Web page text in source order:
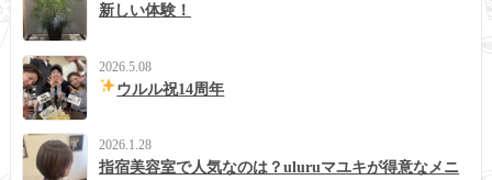
新しい体験！
2026.5.08
ウルル祝14周年
2026.1.28
指宿美容室で人気なのは？uluruマユキが得意なメニ